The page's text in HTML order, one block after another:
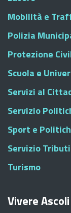
Mobilità e
Polizia
Protezione
Scuola e
Servizi al
Servizio
Sport e
Servizio Tributi
Turismo
Vivere